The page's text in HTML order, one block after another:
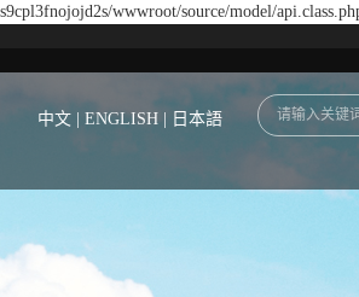
wwwroot/source/model/
中文 |ENGLISH 日本語